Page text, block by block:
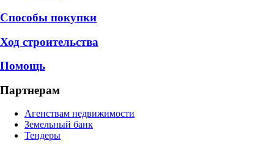
Способы покупки
Ход строительства
Помощь
Партнерам
Агенствам недвижимости
Земельный банк
Тендеры